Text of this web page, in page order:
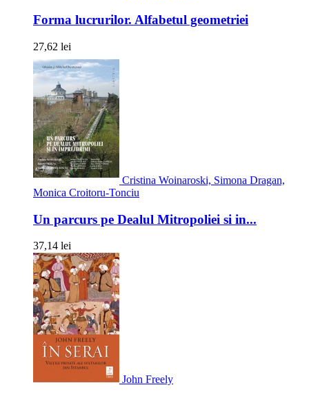
Forma lucrurilor. Alfabetul geometriei
27,62 lei
Cristina Woinaroski, Simona Dragan,
Monica Croitoru-Tonciu
Un parcurs pe Dealul Mitropoliei si in...
37,14 lei
John Freely